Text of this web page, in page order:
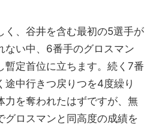
く、谷井を含む最初の5選手が
ない中、6番手のグロスマン
暫定首位に立ちます。続く7番
途中行きつ戻りつを4度繰り
力を奪われたはずですが、無
グロスマンと同高度の成績を